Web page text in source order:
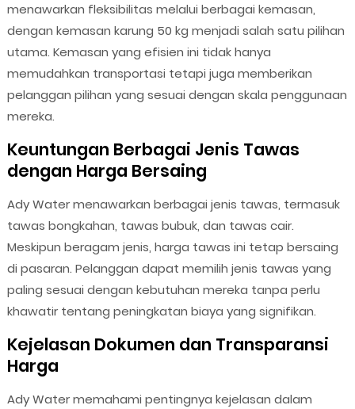
menawarkan fleksibilitas melalui berbagai kemasan,
dengan kemasan karung 50 kg menjadi salah satu pilihan
utama. Kemasan yang efisien ini tidak hanya
memudahkan transportasi tetapi juga memberikan
pelanggan pilihan yang sesuai dengan skala penggunaan
mereka.
Keuntungan Berbagai Jenis Tawas
dengan Harga Bersaing
Ady Water menawarkan berbagai jenis tawas, termasuk
tawas bongkahan, tawas bubuk, dan tawas cair.
Meskipun beragam jenis, harga tawas ini tetap bersaing
di pasaran. Pelanggan dapat memilih jenis tawas yang
paling sesuai dengan kebutuhan mereka tanpa perlu
khawatir tentang peningkatan biaya yang signifikan.
Kejelasan Dokumen dan Transparansi
Harga
Ady Water memahami pentingnya kejelasan dalam